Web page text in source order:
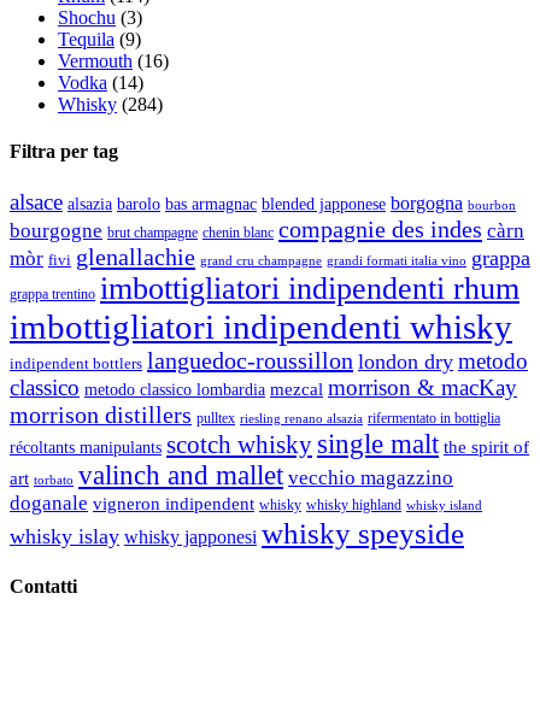
Shochu (3)
Tequila (9)
Vermouth (16)
Vodka (14)
Whisky (284)
Filtra per tag
alsace alsazia barolo bas armagnac blended japponese borgogna bourbon
bourgogne brut champagne chenin blanc compagnie des indes càrn
mòr fivi glenallachie grand cru champagne grandi formati italia vino grappa
grappa trentino imbottigliatori indipendenti rhum
imbottigliatori indipendenti whisky
indipendent bottlers languedoc-roussillon london dry metodo
classico metodo classico lombardia mezcal morrison & macKay
morrison distillers pulltex riesling renano alsazia rifermentato in bottiglia
récoltants manipulants scotch whisky single malt the spirit of
art torbato valinch and mallet vecchio magazzino
doganale vigneron indipendent whisky whisky highland whisky island
whisky islay whisky japponesi whisky speyside
Contatti